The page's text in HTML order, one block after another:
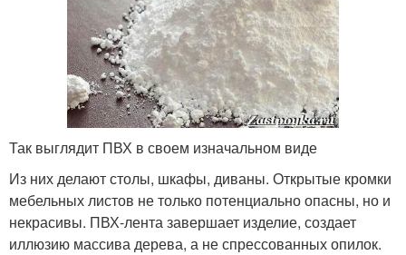
Так выглядит ПВХ в своем изначальном виде
Из них делают столы, шкафы, диваны. Открытые кромки
мебельных листов не только потенциально опасны, но и
некрасивы. ПВХ-лента завершает изделие, создает
иллюзию массива дерева, а не спрессованных опилок.